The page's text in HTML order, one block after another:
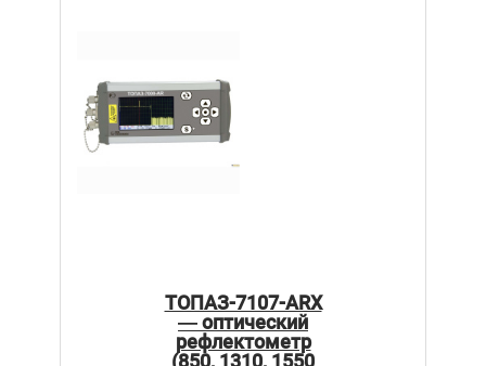
ТОПАЗ-7107-ARX
— оптический
рефлектометр
(850, 1310, 1550